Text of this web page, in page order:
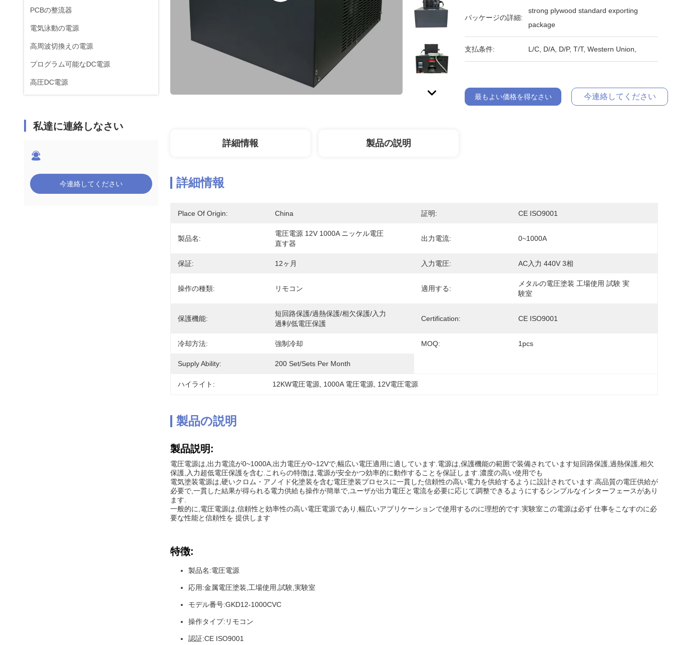
PCBの整流器
電気泳動の電源
高周波切換えの電源
プログラム可能なDC電源
高圧DC電源
私達に連絡しなさい
今連絡してください
パッケージの詳細:
strong plywood standard exporting
package
支払条件: L/C, D/A, D/P, T/T, Western Union,
最もよい価格を得なさい 今連絡してください
詳細情報 製品の説明
詳細情報
Place Of Origin: China 証明: CE ISO9001
製品名:
電圧電源 12V 1000A ニッケル電圧
直す器
出力電流: 0~1000A
保証: 12ヶ月 入力電圧: AC入力 440V 3相
操作の種類: リモコン 適用する:
メタルの電圧塗装 工場使用 試験 実
験室
保護機能:
短回路保護/過熱保護/相欠保護/入力
過剰/低電圧保護
Certification: CE ISO9001
冷却方法: 強制冷却 MOQ: 1pcs
Supply Ability: 200 Set/Sets Per Month
ハイライト: 12KW電圧電源 1000A 電圧電源 12V電圧電源
製品の説明
製品説明:
電圧電源は,出力電流が0~1000A,出力電圧が0~12Vで,幅広い電圧適用に適しています.電源は,保護機能の範囲で装備されています短回路保護,過熱保護,相欠
保護,入力超低電圧保護を含む.これらの特徴は,電源が安全かつ効率的に動作することを保証します.濃度の高い使用でも
電気塗装電源は,硬いクロム・アノイド化塗装を含む電圧塗装プロセスに一貫した信頼性の高い電力を供給するように設計されています.高品質の電圧供給が
必要で,一貫した結果が得られる電力供給も操作が簡単で,ユーザが出力電圧と電流を必要に応じて調整できるようにするシンプルなインターフェースがあり
ます.
一般的に,電圧電源は,信頼性と効率性の高い電圧電源であり,幅広いアプリケーションで使用するのに理想的です.実験室この電源は必ず 仕事をこなすのに必
要な性能と信頼性を 提供します
特徴:
製品名:電圧電源
応用:金属電圧塗装,工場使用,試験,実験室
モデル番号:GKD12-1000CVC
操作タイプ:リモコン
認証:CE ISO9001